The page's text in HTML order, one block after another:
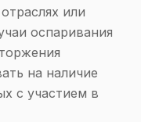
или
оспаривания
на наличие
с участием в